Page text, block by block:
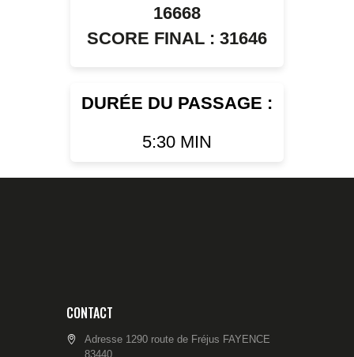
16668
SCORE FINAL : 31646
DURÉE DU PASSAGE :
5:30 MIN
CONTACT
Adresse 1290 route de Fréjus FAYENCE
83440